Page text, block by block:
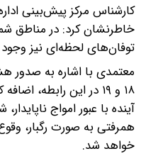
کارشناس مرکز پیش‌بینی
خاطرنشان کرد: در مناطق
توفان‌های لحظه‌ای نیز وجود
معتمدی با اشاره به صدور
۱۸ و ۱۹ در این رابطه،
آینده با عبور امواج
همرفتی به صورت رگبار،
خواهد شد.